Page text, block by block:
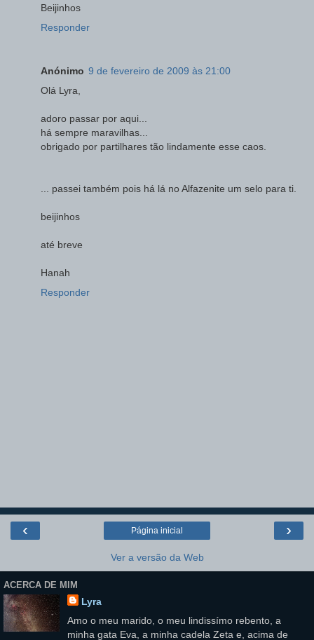
Beijinhos
Responder
Anónimo 9 de fevereiro de 2009 às 21:00
Olá Lyra,
adoro passar por aqui...
há sempre maravilhas...
obrigado por partilhares tão lindamente esse caos.
... passei também pois há lá no Alfazenite um selo para ti.
beijinhos
até breve
Hanah
Responder
‹ ›
Página inicial
Ver a versão da Web
ACERCA DE MIM
Lyra
Amo o meu marido, o meu lindissímo rebento, a
minha gata Eva, a minha cadela Zeta e, acima de